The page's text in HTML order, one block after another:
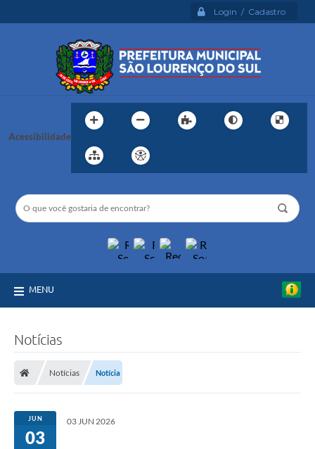
Login / Cadastro
Acessibilidade
MENU
Notícias
Notícias Notícia
JUN
03
03 JUN 2026